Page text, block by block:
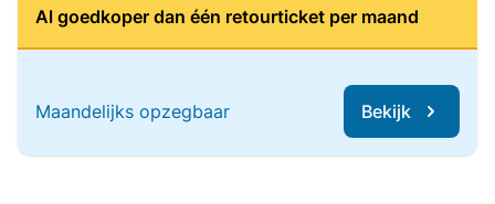
Al goedkoper dan één retourticket per maand
Maandelijks opzegbaar Bekijk